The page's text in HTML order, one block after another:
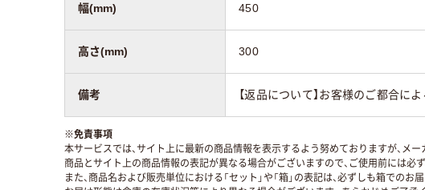
幅(mm) 450
高さ(mm) 300
備考 【返品について】お客様のご都合
※免責事項
本サービスでは、サイト上に最新の商品情報を表示するよう努めておりますが、メー
商品とサイト上の商品情報の表記が異なる場合がございますので、ご使用前には必
また、商品名および販売単位における「セット」や「箱」の表記は、必ずしも箱でのお